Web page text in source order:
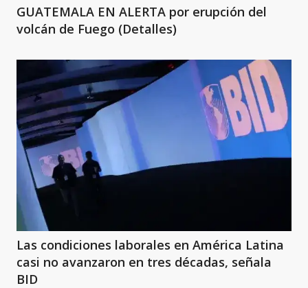
GUATEMALA EN ALERTA por erupción del
volcán de Fuego (Detalles)
Las condiciones laborales en América Latina
casi no avanzaron en tres décadas, señala
BID